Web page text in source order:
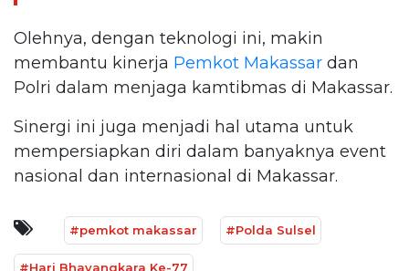
Olehnya, dengan teknologi ini, makin
membantu kinerja Pemkot Makassar dan
Polri dalam menjaga kamtibmas di Makassar.
Sinergi ini juga menjadi hal utama untuk
mempersiapkan diri dalam banyaknya event
nasional dan internasional di Makassar.
#pemkot makassar #Polda Sulsel
#Hari Bhayangkara Ke-77